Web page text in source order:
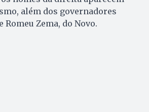
além dos governadores
Zema, do Novo.